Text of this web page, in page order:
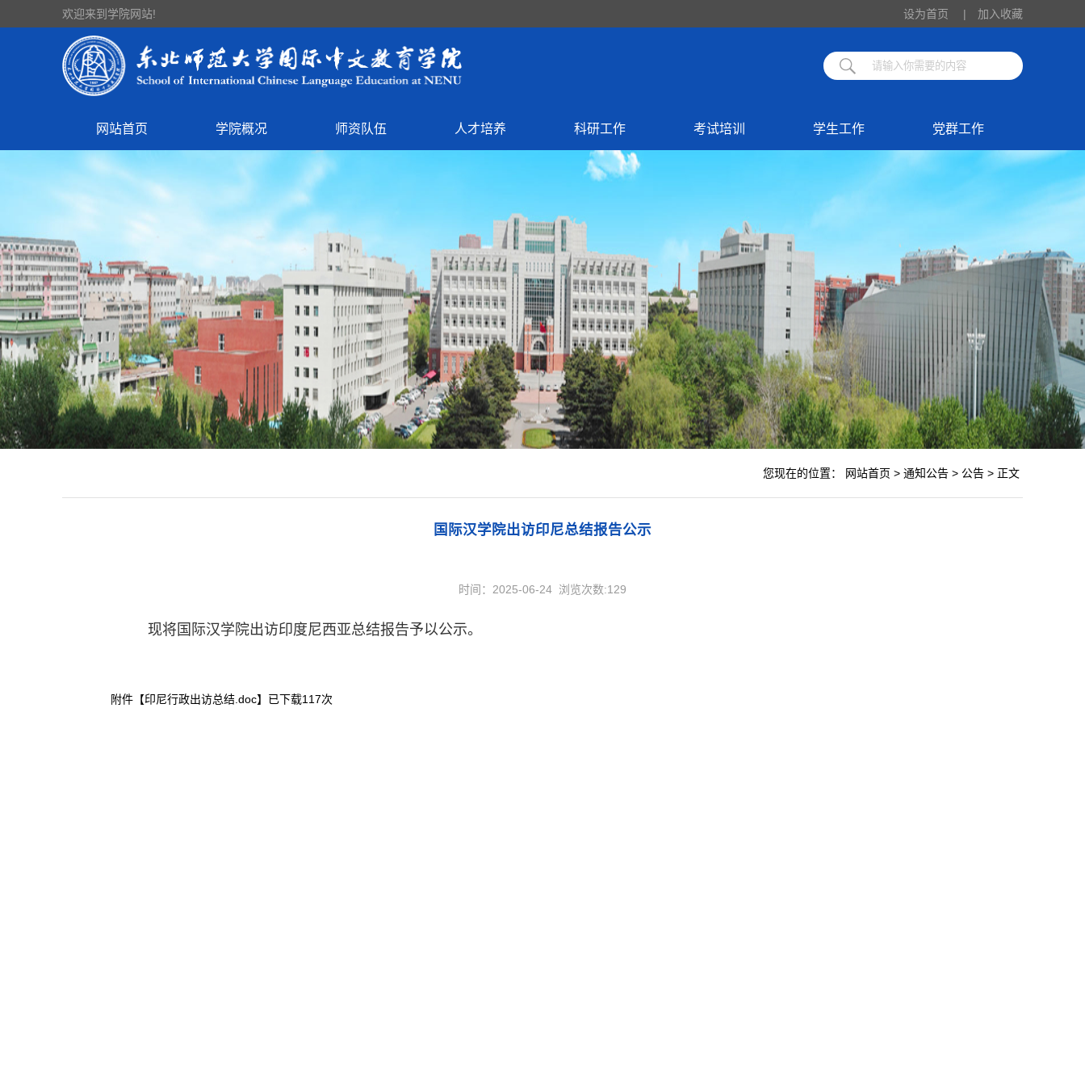
欢迎来到学院网站! 设为首页 | 加入收藏
网站首页 学院概况 师资队伍 人才培养 科研工作 考试培训 学生工作 党群工作
您现在的位置： 网站首页 > 通知公告 > 公告 > 正文
国际汉学院出访印尼总结报告公示
时间：2025-06-24 浏览次数:129
现将国际汉学院出访印度尼西亚总结报告予以公示。
附件【印尼行政出访总结.doc】已下载117次